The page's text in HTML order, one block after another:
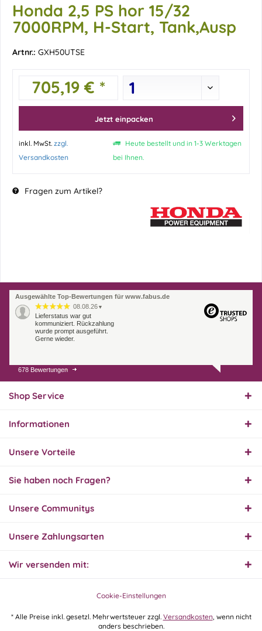
Honda 2,5 PS hor 15/32
7000RPM, H-Start, Tank,Ausp
Artnr.: GXH50UTSE
705,19 € *
Jetzt einpacken
inkl. MwSt. zzgl.
Versandkosten
Heute bestellt und in 1-3 Werktagen
bei Ihnen.
Fragen zum Artikel?
Ausgewählte Top-Bewertungen für www.fabus.de
08.08.26 ▼
Lieferstatus war gut
kommuniziert. Rückzahlung
wurde prompt ausgeführt.
Gerne wieder.
07.08.26
Endlich das richtige
Innerhalb 2 Tagen Ware
geliefert. Sehr gut!
31.07.26
Super schnelle Lieferung,
wieder, vielen Dank.
678 Bewertungen
Shop Service
Informationen
Unsere Vorteile
Sie haben noch Fragen?
Unsere Communitys
Unsere Zahlungsarten
Wir versenden mit:
Cookie-Einstellungen
* Alle Preise inkl. gesetzl. Mehrwertsteuer zzgl. Versandkosten, wenn nicht
anders beschrieben.